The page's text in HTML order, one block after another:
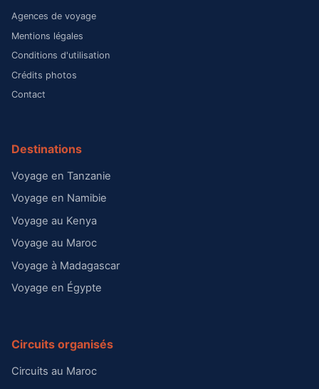
Agences de voyage
Mentions légales
Conditions d'utilisation
Crédits photos
Contact
Destinations
Voyage en Tanzanie
Voyage en Namibie
Voyage au Kenya
Voyage au Maroc
Voyage à Madagascar
Voyage en Égypte
Circuits organisés
Circuits au Maroc